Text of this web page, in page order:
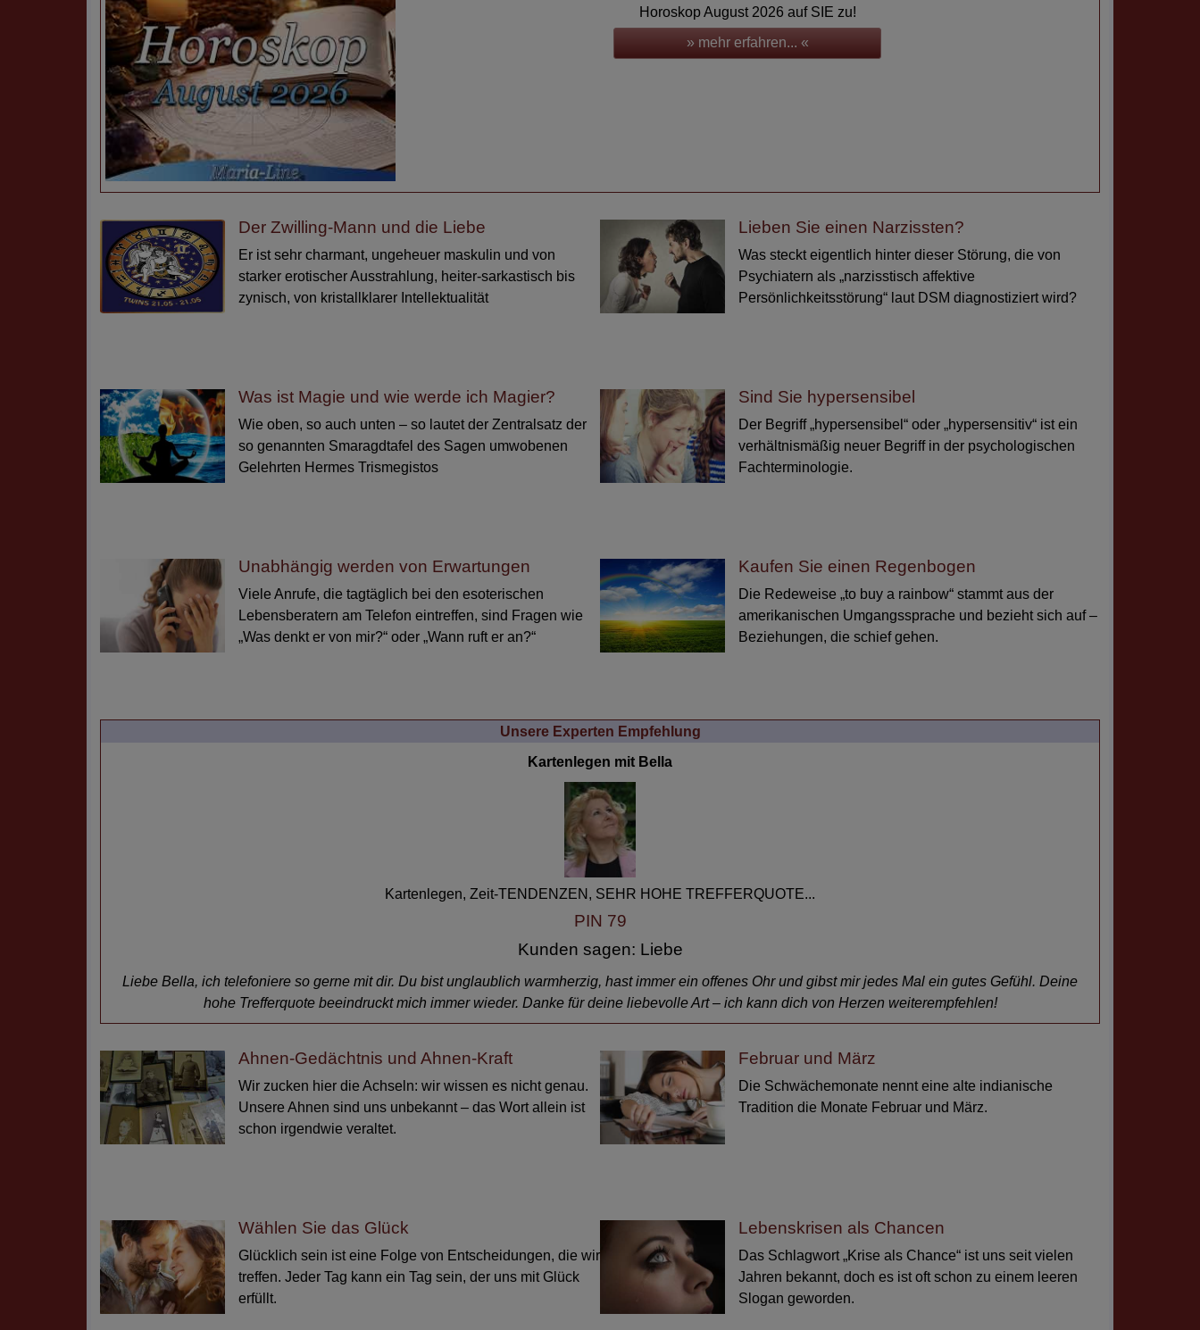
Horoskop August 2026 auf SIE zu!
» mehr erfahren... «
Der Zwilling-Mann und die Liebe
Er ist sehr charmant, ungeheuer maskulin und von
starker erotischer Ausstrahlung, heiter-sarkastisch bis
zynisch, von kristallklarer Intellektualität
Lieben Sie einen Narzissten?
Was steckt eigentlich hinter dieser Störung, die von
Psychiatern als „narzisstisch affektive
Persönlichkeitsstörung“ laut DSM diagnostiziert wird?
Was ist Magie und wie werde ich Magier?
Wie oben, so auch unten – so lautet der Zentralsatz der
so genannten Smaragdtafel des Sagen umwobenen
Gelehrten Hermes Trismegistos
Sind Sie hypersensibel
Der Begriff „hypersensibel“ oder „hypersensitiv“ ist ein
verhältnismäßig neuer Begriff in der psychologischen
Fachterminologie.
Unabhängig werden von Erwartungen
Viele Anrufe, die tagtäglich bei den esoterischen
Lebensberatern am Telefon eintreffen, sind Fragen wie
„Was denkt er von mir?“ oder „Wann ruft er an?“
Kaufen Sie einen Regenbogen
Die Redeweise „to buy a rainbow“ stammt aus der
amerikanischen Umgangssprache und bezieht sich auf –
Beziehungen, die schief gehen.
Unsere Experten Empfehlung
Bella
Kartenlegen, Zeit-TENDENZEN, SEHR HOHE TREFFERQUOTE...
PIN 79
Kunden sagen: Liebe
Liebe Bella, ich telefoniere so gerne mit dir. Du bist unglaublich warmherzig, hast immer ein offenes Ohr und gibst mir jedes Mal ein gutes Gefühl. Deine
hohe Trefferquote beeindruckt mich immer wieder. Danke für deine liebevolle Art – ich kann dich von Herzen weiterempfehlen!
Ahnen-Gedächtnis und Ahnen-Kraft
Wir zucken hier die Achseln: wir wissen es nicht genau.
Unsere Ahnen sind uns unbekannt – das Wort allein ist
schon irgendwie veraltet.
Februar und März
Die Schwächemonate nennt eine alte indianische
Tradition die Monate Februar und März.
Wählen Sie das Glück
Glücklich sein ist eine Folge von Entscheidungen, die wir
treffen. Jeder Tag kann ein Tag sein, der uns mit Glück
erfüllt.
Lebenskrisen als Chancen
Das Schlagwort „Krise als Chance“ ist uns seit vielen
Jahren bekannt, doch es ist oft schon zu einem leeren
Slogan geworden.